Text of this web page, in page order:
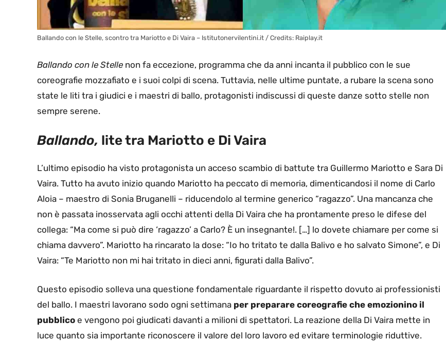
Ballando con le Stelle, scontro tra Mariotto e Di Vaira – Istitutonervilentini.it / Credits: Raiplay.it
Ballando con le Stelle non fa eccezione, programma che da anni incanta il pubblico con le sue
coreografie mozzafiato e i suoi colpi di scena. Tuttavia, nelle ultime puntate, a rubare la scena sono
state le liti tra i giudici e i maestri di ballo, protagonisti indiscussi di queste danze sotto stelle non
sempre serene.
Ballando, lite tra Mariotto e Di Vaira
L’ultimo episodio ha visto protagonista un acceso scambio di battute tra Guillermo Mariotto e Sara Di
Vaira. Tutto ha avuto inizio quando Mariotto ha peccato di memoria, dimenticandosi il nome di Carlo
Aloia – maestro di Sonia Bruganelli – riducendolo al termine generico “ragazzo”. Una mancanza che
non è passata inosservata agli occhi attenti della Di Vaira che ha prontamente preso le difese del
collega: “Ma come si può dire ‘ragazzo’ a Carlo? È un insegnante!. […] lo dovete chiamare per come si
chiama davvero”. Mariotto ha rincarato la dose: “Io ho tritato te dalla Balivo e ho salvato Simone”, e Di
Vaira: “Te Mariotto non mi hai tritato in dieci anni, figurati dalla Balivo”.
Questo episodio solleva una questione fondamentale riguardante il rispetto dovuto ai professionisti
del ballo. I maestri lavorano sodo ogni settimana per preparare coreografie che emozionino il
pubblico e vengono poi giudicati davanti a milioni di spettatori. La reazione della Di Vaira mette in
luce quanto sia importante riconoscere il valore del loro lavoro ed evitare terminologie riduttive.